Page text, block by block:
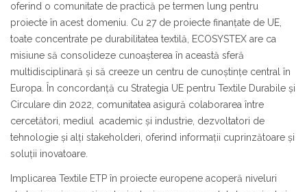
oferind o comunitate de practică pe termen lung pentru
proiecte în acest domeniu. Cu 27 de proiecte finanțate de UE,
toate concentrate pe durabilitatea textilă, ECOSYSTEX are ca
misiune să consolideze cunoașterea în această sferă
multidisciplinară și să creeze un centru de cunoștințe central în
Europa. În concordanță cu Strategia UE pentru Textile Durabile și
Circulare din 2022, comunitatea asigură colaborarea între
cercetători, mediul academic și industrie, dezvoltatori de
tehnologie și alți stakeholderi, oferind informații cuprinzătoare și
soluții inovatoare.
Implicarea Textile ETP în proiecte europene acoperă niveluri